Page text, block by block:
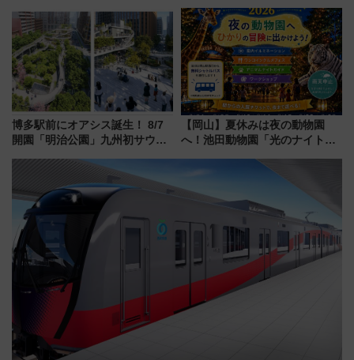
を満喫しよう
博多駅前にオアシス誕生！ 8/7
開園「明治公園」九州初サウナ
品グルメ登場で駅前の過ごし方
はどう変わる？
【岡山】夏休みは夜の動物園
へ！池田動物園「光のナイトズ
な夜